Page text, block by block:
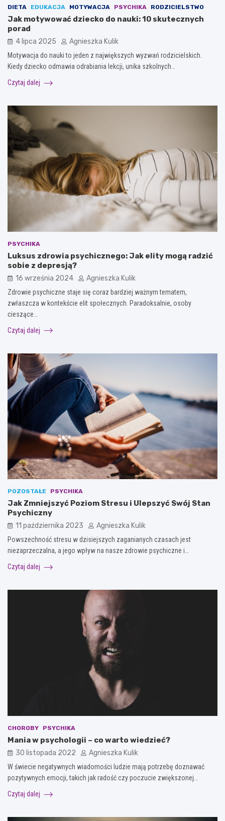
DIETA EDUKACJA MOTYWACJA PSYCHIKA RODZICIELSTWO
Jak motywować dziecko do nauki: 10 skutecznych
porad
4 lipca 2025 Agnieszka Kulik
Motywacja do nauki to jeden z największych wyzwań rodzicielskich.
Kiedy dziecko odmawia odrabiania lekcji, unika szkolnych…
Czytaj dalej
PSYCHIKA
Luksus zdrowia psychicznego: Jak elity mogą radzić
sobie z depresją?
16 września 2024 Agnieszka Kulik
Zdrowie psychiczne staje się coraz bardziej ważnym tematem,
zwłaszcza w kontekście elit społecznych. Paradoksalnie, osoby
cieszące…
Czytaj dalej
POZOSTAŁE PSYCHIKA
Jak Zmniejszyć Poziom Stresu i Ulepszyć Swój Stan
Psychiczny
11 października 2023 Agnieszka Kulik
Powszechność stresu w dzisiejszych zaganianych czasach jest
niezaprzeczalna, a jego wpływ na nasze zdrowie psychiczne i…
Czytaj dalej
CHOROBY PSYCHIKA
Mania w psychologii – co warto wiedzieć?
30 listopada 2022 Agnieszka Kulik
W świecie negatywnych wiadomości ludzie mają potrzebę doznawać
pozytywnych emocji, takich jak radość czy poczucie zwiększonej…
Czytaj dalej